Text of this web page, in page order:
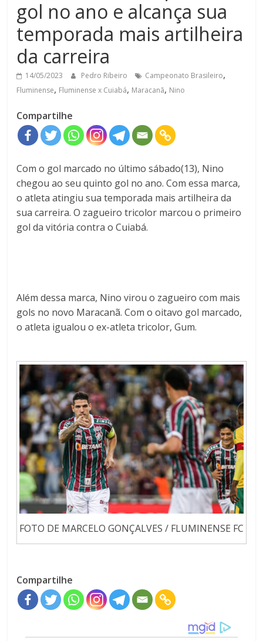
gol no ano e alcança sua
temporada mais artilheira
da carreira
14/05/2023 Pedro Ribeiro Campeonato Brasileiro,
Fluminense, Fluminense x Cuiabá, Maracanã, Nino
Compartilhe
Com o gol marcado no último sábado(13), Nino
chegou ao seu quinto gol no ano. Com essa marca,
o atleta atingiu sua temporada mais artilheira da
sua carreira. O zagueiro tricolor marcou o primeiro
gol da vitória contra o Cuiabá.
Além dessa marca, Nino virou o zagueiro com mais
gols no novo Maracanã. Com o oitavo gol marcado,
o atleta igualou o ex-atleta tricolor, Gum.
FOTO DE MARCELO GONÇALVES / FLUMINENSE FC
Compartilhe